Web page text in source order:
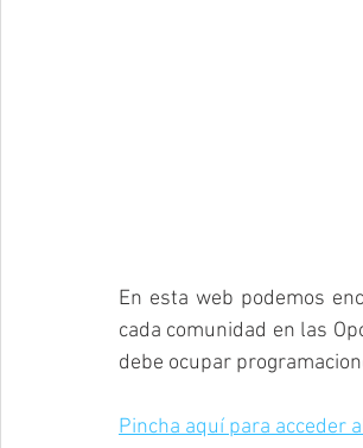
En esta web podemos
cada comunidad en las
debe ocupar
Pincha aquí para acceder